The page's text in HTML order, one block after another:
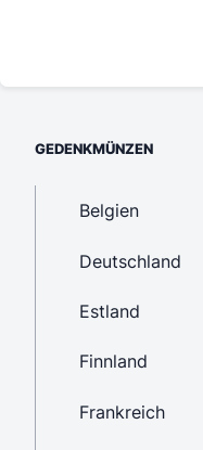
GEDENKMÜNZEN
Belgien
Deutschland
Estland
Finnland
Frankreich